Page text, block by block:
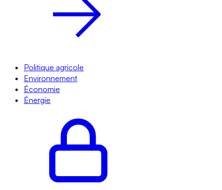
Politique agricole
Environnement
Économie
Énergie